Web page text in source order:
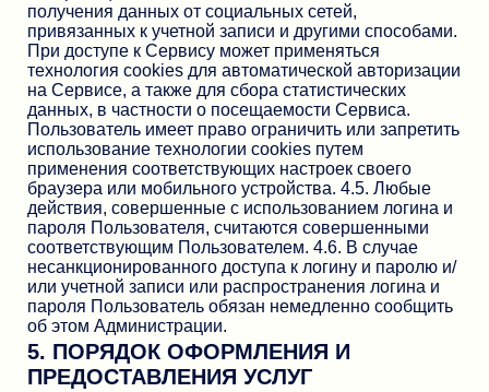
получения данных от социальных сетей,
привязанных к учетной записи и другими способами.
При доступе к Сервису может применяться
технология cookies для автоматической авторизации
на Сервисе, а также для сбора статистических
данных, в частности о посещаемости Сервиса.
Пользователь имеет право ограничить или запретить
использование технологии cookies путем
применения соответствующих настроек своего
браузера или мобильного устройства. 4.5. Любые
действия, совершенные с использованием логина и
пароля Пользователя, считаются совершенными
соответствующим Пользователем. 4.6. В случае
несанкционированного доступа к логину и паролю и/
или учетной записи или распространения логина и
пароля Пользователь обязан немедленно сообщить
об этом Администрации.
5. ПОРЯДОК ОФОРМЛЕНИЯ И
ПРЕДОСТАВЛЕНИЯ УСЛУГ